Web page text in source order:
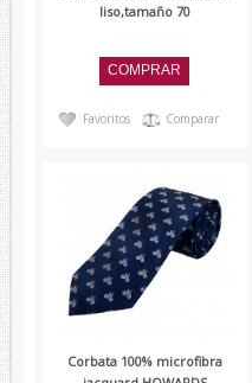
liso,tamaño 70
Favoritos Comparar
Corbata 100% microfibra